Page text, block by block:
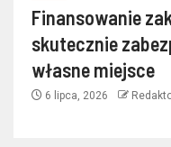
Finansowanie
skutecznie
własne miejsce
6 lipca, 2026